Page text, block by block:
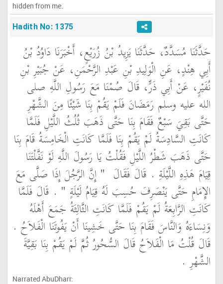
hidden from me.
Hadith No: 1375
حَدَّثَنَا مُسَدَّدٌ، حَدَّثَنَا يَزِيدُ بْنُ زُرَيْعٍ، أَخْبَرَنَا دَاوُدُ بْنُ
أَبِي هِنْدٍ، عَنِ الْوَلِيدِ بْنِ عَبْدِ الرَّحْمَنِ، عَنْ جُبَيْرِ بْنِ
نُفَيْرٍ، عَنْ أَبِي ذَرٍّ، قَالَ صُمْنَا مَعَ رَسُولِ اللَّهِ صلى
الله عليه وسلم رَمَضَانَ فَلَمْ يَقُمْ بِنَا شَيْئًا مِنَ الشَّهْرِ
حَتَّى بَقِيَ سَبْعٌ فَقَامَ بِنَا حَتَّى ذَهَبَ ثُلُثُ اللَّيْلِ فَلَمَّا
كَانَتِ السَّادِسَةُ لَمْ يَقُمْ بِنَا فَلَمَّا كَانَتِ الْخَامِسَةُ قَامَ بِنَا
حَتَّى ذَهَبَ شَطْرُ اللَّيْلِ فَقُلْتُ يَا رَسُولَ اللَّهِ لَوْ نَفَّلْتَنَا
قِيَامَ هَذِهِ اللَّيْلَةِ ‏.‏ قَالَ فَقَالَ ‏ "‏ إِنَّ الرَّجُلَ إِذَا صَلَّى مَعَ
الإِمَامِ حَتَّى يَنْصَرِفَ حُسِبَ لَهُ قِيَامُ لَيْلَةٍ ‏" ‏ ‏.‏ قَالَ فَلَمَّا
كَانَتِ الرَّابِعَةُ لَمْ يَقُمْ فَلَمَّا كَانَتِ الثَّالِثَةُ جَمَعَ أَهْلَهُ
وَنِسَاءَهُ وَالنَّاسَ فَقَامَ بِنَا حَتَّى خَشِينَا أَنْ يَفُوتَنَا الْفَلاَحُ ‏.‏
قَالَ قُلْتُ مَا الْفَلاَحُ قَالَ السُّحُورُ ثُمَّ لَمْ يَقُمْ بِنَا بَقِيَّةَ
الشَّهْرِ ‏.‏
Narrated AbuDharr: